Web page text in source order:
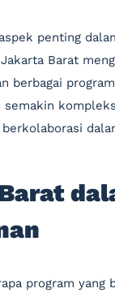
penting
Barat
berbagai
program yang